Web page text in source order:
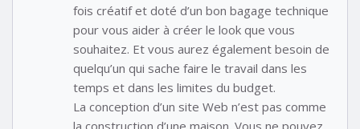
fois créatif et doté d’un bon bagage technique
pour vous aider à créer le look que vous
souhaitez. Et vous aurez également besoin de
quelqu’un qui sache faire le travail dans les
temps et dans les limites du budget.
La conception d’un site Web n’est pas comme
la construction d’une maison. Vous ne pouvez